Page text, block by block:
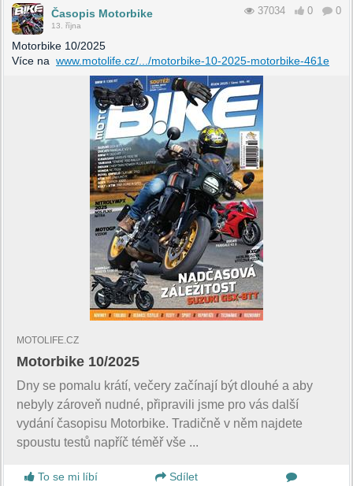
Časopis Motorbike
13. října
37034 0 0
Motorbike 10/2025
Více na www.motolife.cz/.../motorbike-10-2025-motorbike-461e
MOTOLIFE.CZ
Motorbike 10/2025
Dny se pomalu krátí, večery začínají být dlouhé a aby
nebyly zároveň nudné, připravili jsme pro vás další
vydání časopisu Motorbike. Tradičně v něm najdete
spoustu testů napříč téměř vše ...
To se mi líbí
Sdílet